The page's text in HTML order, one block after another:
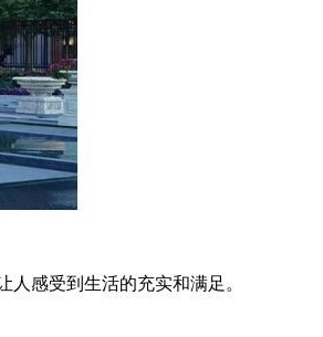
感受到生活的充实和满足。